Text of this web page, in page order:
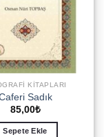
KITAPLARI
Sadık
85,00₺
Sepete Ekle